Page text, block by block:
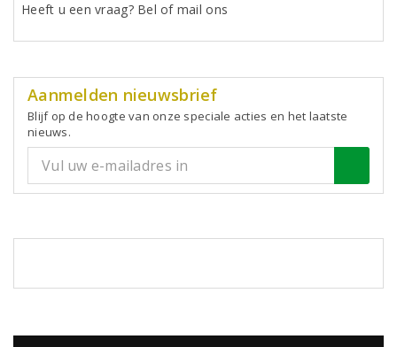
Heeft u een vraag? Bel of mail ons
Aanmelden nieuwsbrief
Blijf op de hoogte van onze speciale acties en het laatste
nieuws.